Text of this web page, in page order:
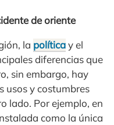
de oriente
la políticay el
diferencias que
sin embargo, hay
usos y costumbres
lado. Por ejemplo, en
como la única